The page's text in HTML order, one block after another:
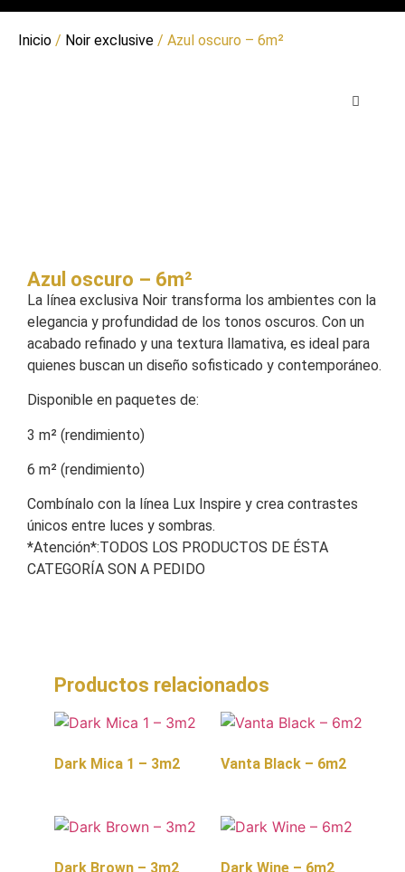
Inicio / Noir exclusive / Azul oscuro – 6m²
Azul oscuro – 6m²
La línea exclusiva Noir transforma los ambientes con la
elegancia y profundidad de los tonos oscuros. Con un
acabado refinado y una textura llamativa, es ideal para
quienes buscan un diseño sofisticado y contemporáneo.
Disponible en paquetes de:
3 m² (rendimiento)
6 m² (rendimiento)
Combínalo con la línea Lux Inspire y crea contrastes
únicos entre luces y sombras.
*Atención*:TODOS LOS PRODUCTOS DE ÉSTA
CATEGORÍA SON A PEDIDO
Productos relacionados
Dark Mica 1 – 3m2 Vanta Black – 6m2
Dark Brown – 3m2 Dark Wine – 6m2